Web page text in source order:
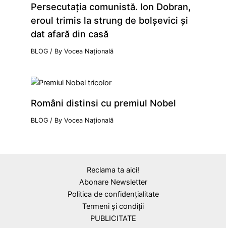
Persecutaţia comunistă. Ion Dobran,
eroul trimis la strung de bolşevici şi
dat afară din casă
BLOG / ByVocea Națională
Români distinsi cu premiul Nobel
BLOG / ByVocea Națională
Reclama ta aici!
Abonare Newsletter
Politica de confidențialitate
Termeni și condiții
PUBLICITATE